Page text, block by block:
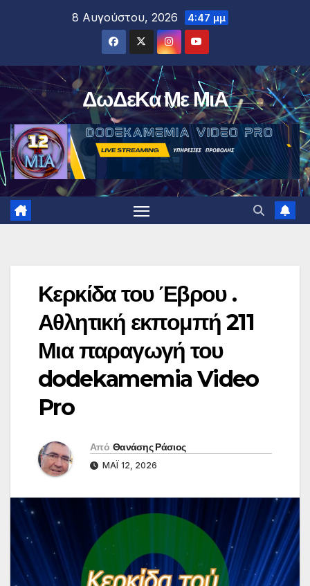
8 Αυγούστου, 2026 4:47 μμ
ΔωΔεΚα Με ΜιΑ
Κερκίδα του Έβρου .
Αθλητική εκπομπή 211
Μια παραγωγή του
dodekamemia Video
Pro
Από Θανάσης Ράσιος
ΜΆΙ 12, 2026